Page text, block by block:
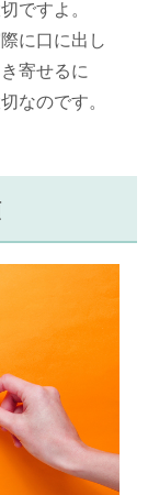
ですよ。
に口に出し
寄せるに
なのです。